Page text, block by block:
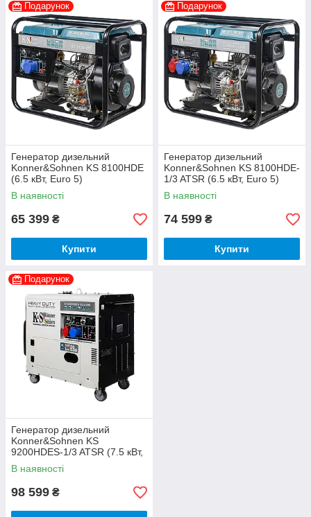
Подарунок
Генератор дизельний
Konner&Sohnen KS 8100HDE
(6.5 кВт, Euro 5)
В наявності
65 399 ₴
Купити
Подарунок
Генератор дизельний
Konner&Sohnen KS 8100HDE-
1/3 ATSR (6.5 кВт, Euro 5)
В наявності
74 599 ₴
Купити
Подарунок
Генератор дизельний
Konner&Sohnen KS
9200HDES-1/3 ATSR (7.5 кВт,
Euro 5)
В наявності
98 599 ₴